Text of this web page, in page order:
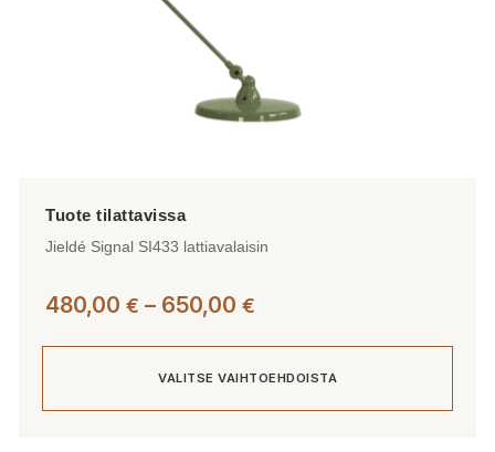
Jieldé Signal SI433 lattiavalaisin
480,00 € – 650,00 €
650,00 €
VALITSE VAIHTOEHDOISTA